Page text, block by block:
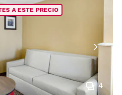
4
A ESTE PRECIO